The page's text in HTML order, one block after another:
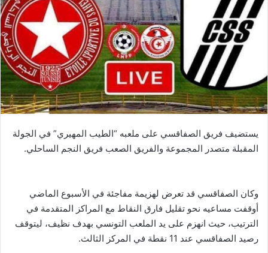
يستضيف فريق الصفاقسي على ملعبه “الطيب المهيري” في الجولة
المقبلة متصدر المجموعة والفريق الصعب فريق النجم الساحلي.
وكان الصفاقسي قد تعرض لهزيمة مفاجئة في الأسبوع الماضي
أوقفت مساعيه نحو تقليل فارق النقاط مع المراكز المتقدمة في
الترتيب، حيث انهزم على يد الملعب التونسي بهدف نظيف، ليتوقف
رصيد الصفاقسي عند 11 نقطة في المركز الثالث.